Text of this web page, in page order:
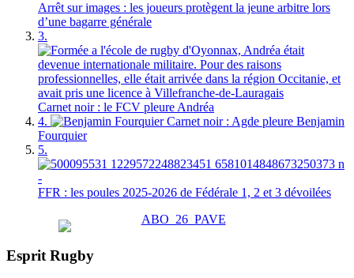
Arrêt sur images : les joueurs protègent la jeune arbitre lors
d’une bagarre générale
3.
Carnet noir : le FCV pleure Andréa
4.
Carnet noir : Agde pleure Benjamin
Fourquier
5.
FFR : les poules 2025-2026 de Fédérale 1, 2 et 3 dévoilées
Esprit Rugby